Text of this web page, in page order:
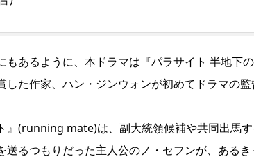
もあるように、本ドラマは『パラサイト 半地下
た作家、ハン・ジンウォンが初めてドラマの監
』(running mate)は、副大統領候補や共同出馬
送るつもりだった主人公のノ・セフンが、ある